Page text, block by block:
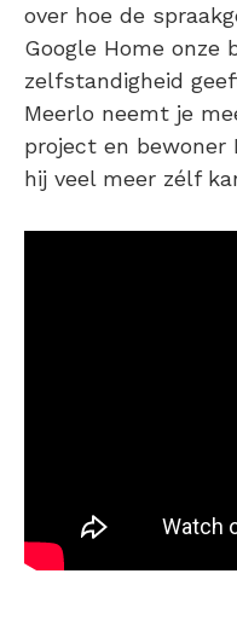
over hoe de
Google Home onze
zelfstandigheid
Meerlo neemt je
project en bewoner
hij veel meer zélf